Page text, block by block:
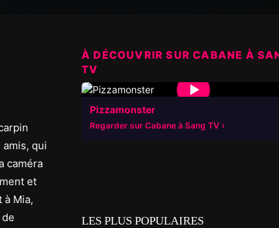
qui
caméra
et
Mia,
À DÉCOUVRIR SUR CABANE À
TV
▶
Pizzamonster
Regarder sur Cabane à Sang TV
LES PLUS POPULAIRES